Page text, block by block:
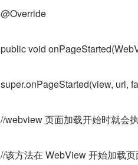
@Override
public void
super.onPageStarted(view, url,
//webview 页面加载开始时就会
//该方法在 WebView 开始加载